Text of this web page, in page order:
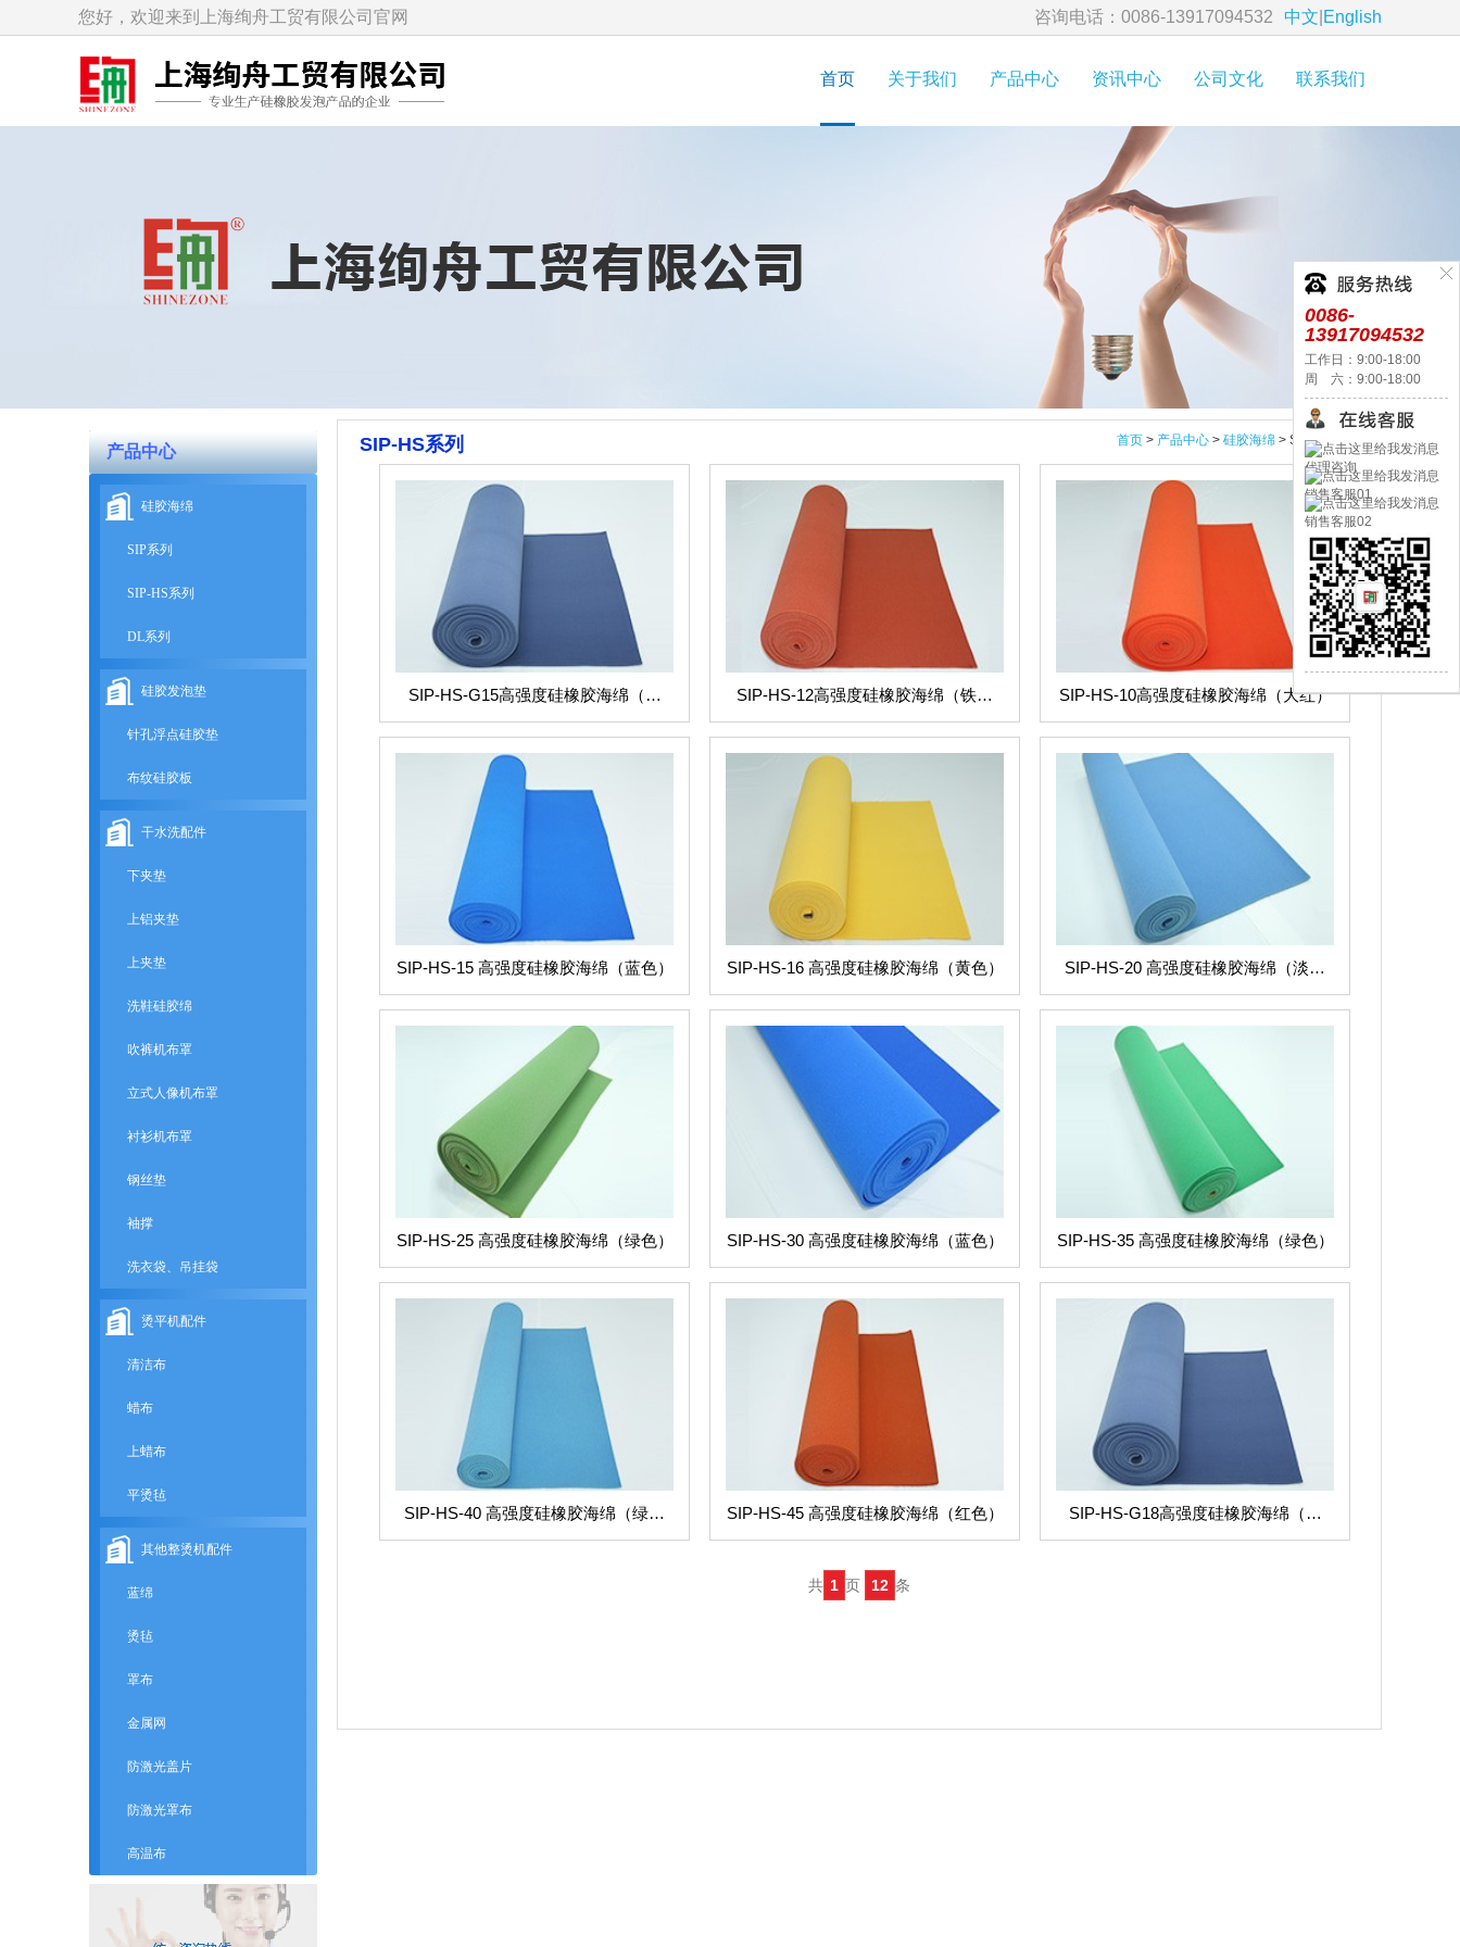
您好，欢迎来到上海绚舟工贸有限公司官网 中文 English
咨询电话：0086-13917094532
首页 关于我们 产品中心 资讯中心 公司文化 联系我们
产品中心
硅胶海绵
SIP系列
SIP-HS系列
DL系列
硅胶发泡垫
针孔浮点硅胶垫
布纹硅胶板
干水洗配件
下夹垫
上铝夹垫
上夹垫
洗鞋硅胶绵
吹裤机布罩
立式人像机布罩
衬衫机布罩
钢丝垫
袖撑
洗衣袋、吊挂袋
烫平机配件
清洁布
蜡布
上蜡布
平烫毡
其他整烫机配件
蓝绵
烫毡
罩布
金属网
防激光盖片
防激光罩布
高温布
SIP-HS系列 首页 > 产品中心 > 硅胶海绵 > SIP-HS系列
SIP-HS-G15高强度硅橡胶海绵（灰
SIP-HS-12高强度硅橡胶海绵（铁锈
SIP-HS-10高强度硅橡胶海绵（大红）
SIP-HS-15 高强度硅橡胶海绵（蓝色） SIP-HS-16 高强度硅橡胶海绵（黄色）
SIP-HS-20 高强度硅橡胶海绵（淡蓝
SIP-HS-25 高强度硅橡胶海绵（绿色） SIP-HS-30 高强度硅橡胶海绵（蓝色） SIP-HS-35 高强度硅橡胶海绵（绿色）
SIP-HS-40 高强度硅橡胶海绵（绿蓝
SIP-HS-45 高强度硅橡胶海绵（红色）
SIP-HS-G18高强度硅橡胶海绵（灰
共 1 页 12 条
0086-
13917094532
工作日：9:00-18:00
周 六：9:00-18:00
代理咨询
销售客服01
销售客服02